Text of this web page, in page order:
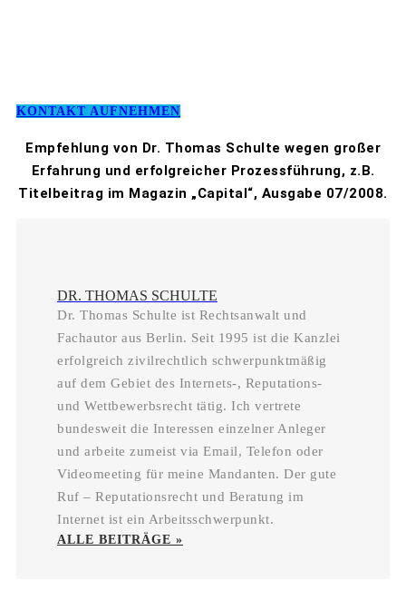
KONTAKT AUFNEHMEN
Empfehlung von Dr. Thomas Schulte wegen großer
Erfahrung und erfolgreicher Prozessführung, z.B.
Titelbeitrag im Magazin „Capital“, Ausgabe 07/2008.
DR. THOMAS SCHULTE
Dr. Thomas Schulte ist Rechtsanwalt und
Fachautor aus Berlin. Seit 1995 ist die Kanzlei
erfolgreich zivilrechtlich schwerpunktmäßig
auf dem Gebiet des Internets-, Reputations-
und Wettbewerbsrecht tätig. Ich vertrete
bundesweit die Interessen einzelner Anleger
und arbeite zumeist via Email, Telefon oder
Videomeeting für meine Mandanten. Der gute
Ruf – Reputationsrecht und Beratung im
Internet ist ein Arbeitsschwerpunkt.
ALLE BEITRÄGE »